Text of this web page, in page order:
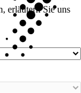
erläutern Sie uns